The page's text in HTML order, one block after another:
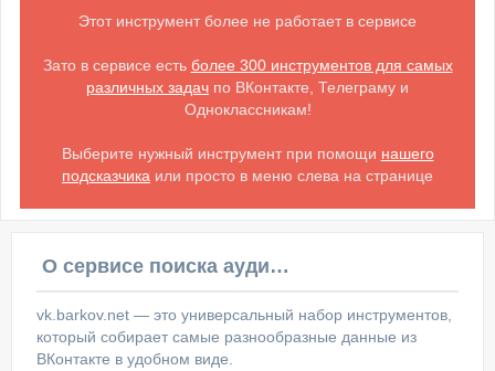
Этот инструмент более не работает в сервисе
Зато в сервисе есть более 300 инструментов для самых
различных задач по ВКонтакте, Телеграму и
Одноклассникам!
Выберите нужный инструмент при помощи нашего
подсказчика или просто в меню слева на странице
О сервисе поиска аудитории ВКонтакте
vk.barkov.net — это универсальный набор инструментов,
который собирает самые разнообразные данные из
ВКонтакте в удобном виде.